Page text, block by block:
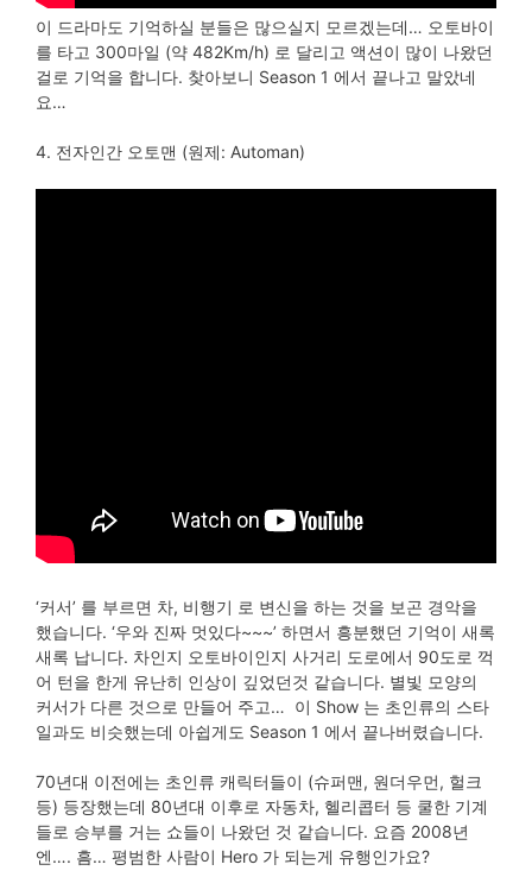
이 드라마도 기억하실 분들은 많으실지 모르겠는데… 오토바이
를 타고 300마일 (약 482Km/h) 로 달리고 액션이 많이 나왔던
걸로 기억을 합니다. 찾아보니 Season 1 에서 끝나고 말았네
요…
4. 전자인간 오토맨 (원제: Automan)
‘커서’ 를 부르면 차, 비행기 로 변신을 하는 것을 보곤 경악을
했습니다. ‘우와 진짜 멋있다~~~’ 하면서 흥분했던 기억이 새록
새록 납니다. 차인지 오토바이인지 사거리 도로에서 90도로 꺽
어 턴을 한게 유난히 인상이 깊었던것 같습니다. 별빛 모양의
커서가 다른 것으로 만들어 주고… 이 Show 는 초인류의 스타
일과도 비슷했는데 아쉽게도 Season 1 에서 끝나버렸습니다.
70년대 이전에는 초인류 캐릭터들이 (슈퍼맨, 원더우먼, 헐크
등) 등장했는데 80년대 이후로 자동차, 헬리콥터 등 쿨한 기계
들로 승부를 거는 쇼들이 나왔던 것 같습니다. 요즘 2008년
엔…. 흠… 평범한 사람이 Hero 가 되는게 유행인가요?